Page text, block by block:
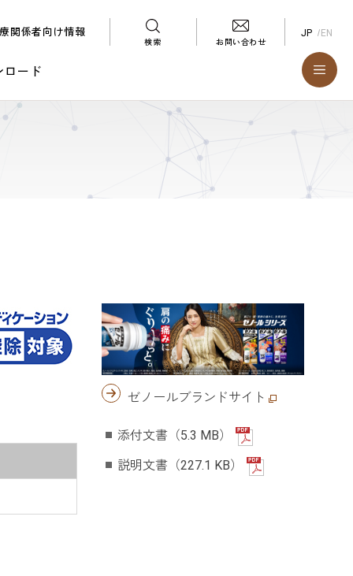
関係者向け情報
検索 お問い合わせ
JP EN
ロード
ゼノールブランドサイト
添付文書（5.3 MB）
説明文書（227.1 KB）